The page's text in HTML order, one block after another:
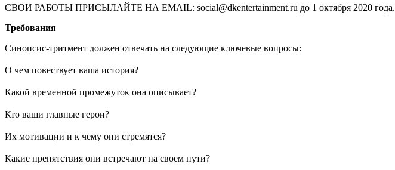
СВОИ РАБОТЫ ПРИСЫЛАЙТЕ НА EMAIL: social@dkentertainment.ru до 1 октября 2020 года.
Требования
Синопсис-тритмент должен отвечать на следующие ключевые вопросы:
О чем повествует ваша история?
Какой временной промежуток она описывает?
Кто ваши главные герои?
Их мотивации и к чему они стремятся?
Какие препятствия они встречают на своем пути?